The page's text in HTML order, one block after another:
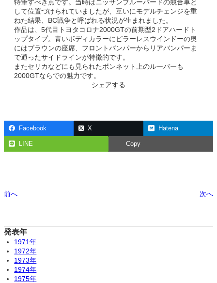
特筆すべき点です。当時はニッサンブルーバードの競合車と
して位置づけられていましたが、互いにモデルチェンジを重
ねた結果、BC戦争と呼ばれる状況が生まれました。
作品は、5代目トヨタコロナ2000GTの前期型2ドアハードト
ップタイプ。青いボディカラーにピラーレスウインドーの奥
にはブラウンの座席、フロントバンパーからリアバンパーま
で通ったサイドラインが特徴的です。
またセリカなどにも見られたボンネット上のルーバーも
2000GTならでの魅力です。
シェアする
Facebook X Hatena
LINE Copy
前へ 次へ
発表年
1971年
1972年
1973年
1974年
1975年